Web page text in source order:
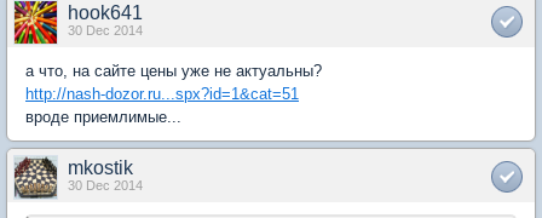
hook641
30 Dec 2014
а что, на сайте цены уже не актуальны?
http://nash-dozor.ru...spx?id=1&cat=51
вроде приемлимые...
mkostik
30 Dec 2014